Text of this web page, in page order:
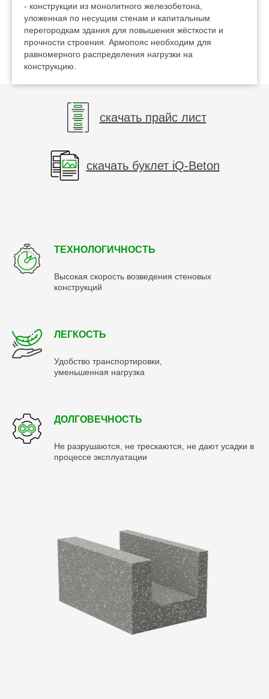
- конструкции из монолитного железобетона,
уложенная по несущим стенам и капитальным
перегородкам здания для повышения жёсткости и
прочности строения. Армопояс необходим для
равномерного распределения нагрузки на
конструкцию.
скачать прайс лист
скачать буклет iQ-Beton
ТЕХНОЛОГИЧНОСТЬ
Высокая скорость возведения стеновых
конструкций
ЛЕГКОСТЬ
Удобство транспортировки,
уменьшенная нагрузка
ДОЛГОВЕЧНОСТЬ
Не разрушаются, не трескаются, не дают усадки в
процессе эксплуатации